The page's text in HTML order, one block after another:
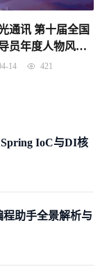
通讯 第十届全国
员年度人物风采
14 421
IoC与DI核
助手全景解析与